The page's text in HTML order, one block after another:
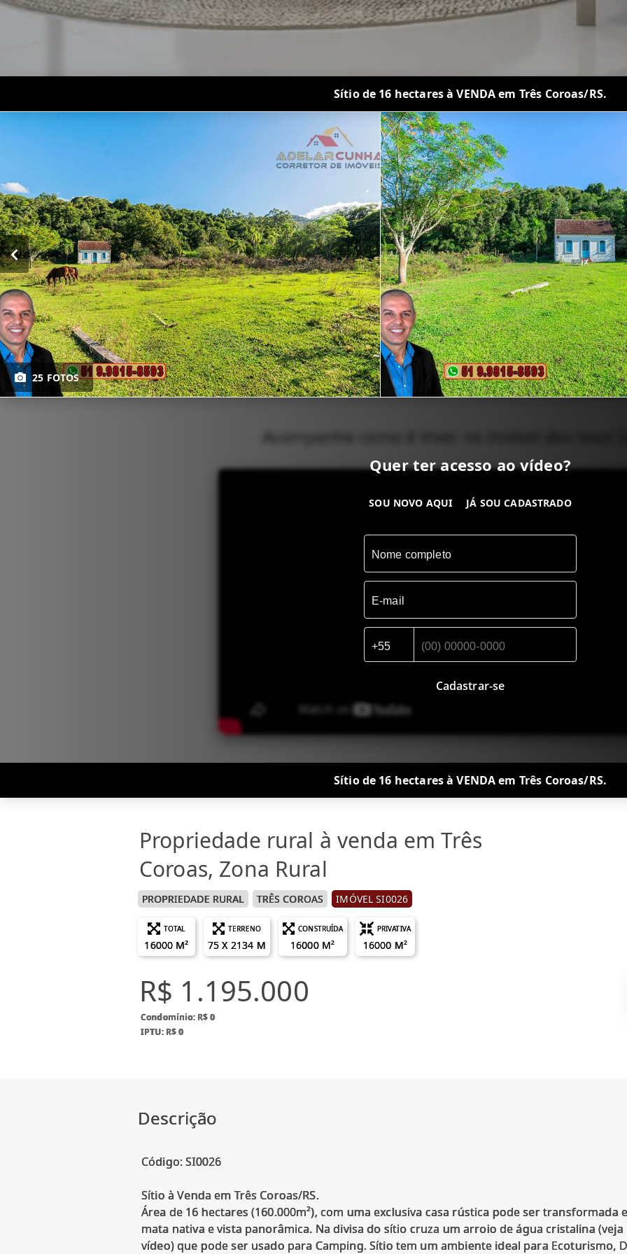
Sítio de 16 hectares à VENDA em Três Coroas/RS.
25 FOTOS
Quer ter acesso ao vídeo?
SOU NOVO AQUI JÁ SOU CADASTRADO
Cadastrar-se
Acompanhe como é Viver no Imóvel dos Seus
Sítio de 16 hectares à VENDA em Três Coroas/RS.
Propriedade rural à venda em Três
Coroas, Zona Rural
PROPRIEDADE RURAL TRÊS COROAS IMÓVEL SI0026
TOTAL
16000 M²
TERRENO
75 X 2134 M
CONSTRUÍDA
16000 M²
PRIVATIVA
16000 M²
R$ 1.195.000
Condomínio: R$ 0
IPTU: R$ 0
Descrição
Código: SI0026
Sítio à Venda em Três Coroas/RS.
Área de 16 hectares (160.000m²), com uma exclusiva casa rústica pode ser transformada
mata nativa e vista panorâmica. Na divisa do sítio cruza um arroio de água cristalina
vídeo) que pode ser usado para Camping. Sítio tem um ambiente ideal para Ecoturismo,